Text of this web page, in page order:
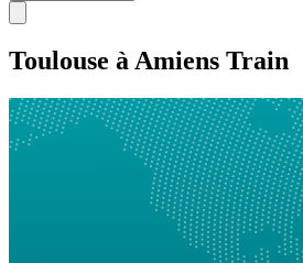
Toulouse à Amiens Train